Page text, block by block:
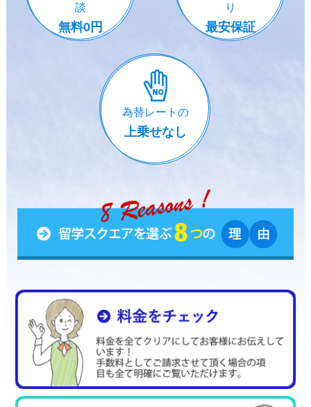
談
無料0円
り
最安保証
為替レートの
上乗せなし